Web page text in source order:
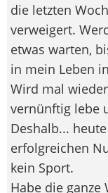
die letzten
verweigert.
etwas warten,
in mein Leben
Wird mal
vernünftig lebe
Deshalb...
erfolgreichen
kein Sport.
Habe die